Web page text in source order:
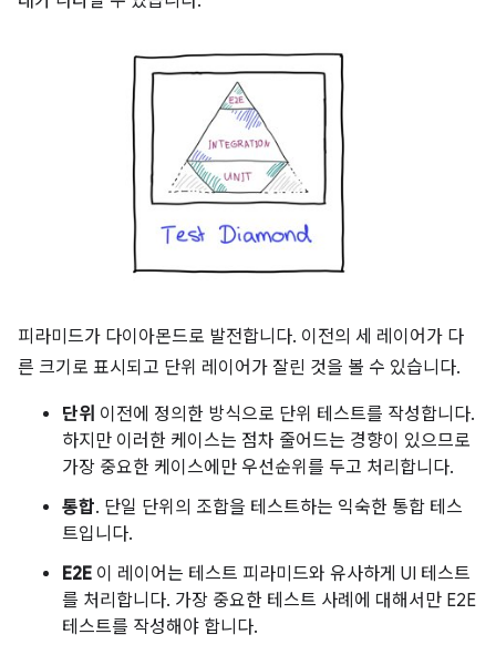
피라미드가 다이아몬드로 발전합니다. 이전의 세 레이어가 다
른 크기로 표시되고 단위 레이어가 잘린 것을 볼 수 있습니다.
단위 이전에 정의한 방식으로 단위 테스트를 작성합니다.
하지만 이러한 케이스는 점차 줄어드는 경향이 있으므로
가장 중요한 케이스에만 우선순위를 두고 처리합니다.
통합. 단일 단위의 조합을 테스트하는 익숙한 통합 테스
트입니다.
E2E 이 레이어는 테스트 피라미드와 유사하게 UI 테스트
를 처리합니다. 가장 중요한 테스트 사례에 대해서만 E2E
테스트를 작성해야 합니다.